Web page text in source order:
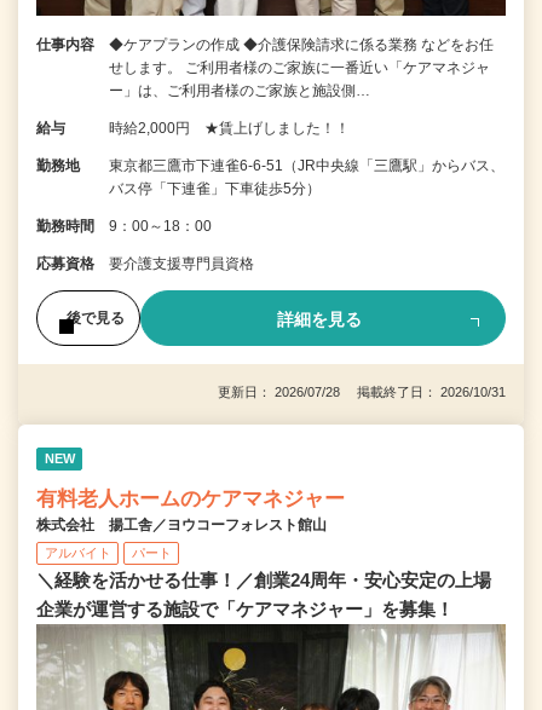
仕事内容
◆ケアプランの作成 ◆介護保険請求に係る業務 などをお任
せします。 ご利用者様のご家族に一番近い「ケアマネジャ
ー」は、ご利用者様のご家族と施設側…
給与 時給2,000円 ★賃上げしました！！
勤務地
東京都三鷹市下連雀6‐6‐51（JR中央線「三鷹駅」からバス、
バス停「下連雀」下車徒歩5分）
勤務時間 9：00～18：00
応募資格 要介護支援専門員資格
後で見る 詳細を見る
更新日： 2026/07/28 掲載終了日： 2026/10/31
NEW
有料老人ホームのケアマネジャー
株式会社 揚工舎／ヨウコーフォレスト館山
アルバイト パート
＼経験を活かせる仕事！／創業24周年・安心安定の上場
企業が運営する施設で「ケアマネジャー」を募集！